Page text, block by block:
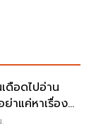
ดือดไปอ่าน
าแค่หาเรื่อง